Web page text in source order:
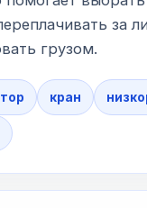
за
грузом.
кран